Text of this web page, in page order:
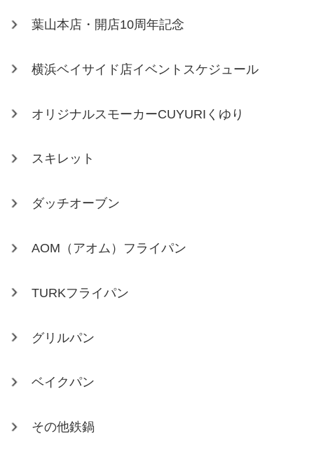
葉山本店・開店10周年記念
横浜ベイサイド店イベントスケジュール
オリジナルスモーカーCUYURIくゆり
スキレット
ダッチオーブン
AOM（アオム）フライパン
TURKフライパン
グリルパン
ベイクパン
その他鉄鍋